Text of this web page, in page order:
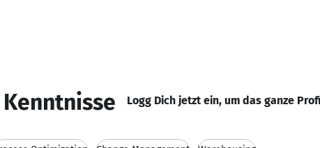
Logg Dich jetzt ein, um das ganze